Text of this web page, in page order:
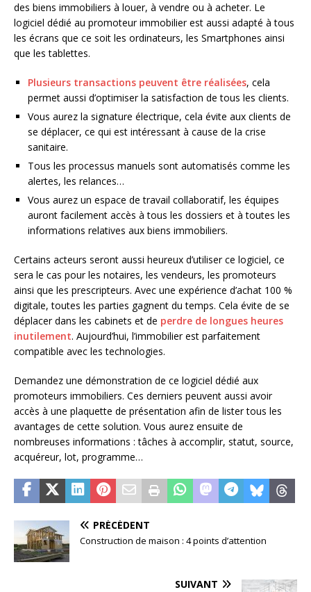
des biens immobiliers à louer, à vendre ou à acheter. Le
logiciel dédié au promoteur immobilier est aussi adapté à tous
les écrans que ce soit les ordinateurs, les Smartphones ainsi
que les tablettes.
Plusieurs transactions peuvent être réalisées, cela
permet aussi d’optimiser la satisfaction de tous les clients.
Vous aurez la signature électrique, cela évite aux clients de
se déplacer, ce qui est intéressant à cause de la crise
sanitaire.
Tous les processus manuels sont automatisés comme les
alertes, les relances…
Vous aurez un espace de travail collaboratif, les équipes
auront facilement accès à tous les dossiers et à toutes les
informations relatives aux biens immobiliers.
Certains acteurs seront aussi heureux d’utiliser ce logiciel, ce
sera le cas pour les notaires, les vendeurs, les promoteurs
ainsi que les prescripteurs. Avec une expérience d’achat 100 %
digitale, toutes les parties gagnent du temps. Cela évite de se
déplacer dans les cabinets et de perdre de longues heures
inutilement. Aujourd’hui, l’immobilier est parfaitement
compatible avec les technologies.
Demandez une démonstration de ce logiciel dédié aux
promoteurs immobiliers. Ces derniers peuvent aussi avoir
accès à une plaquette de présentation afin de lister tous les
avantages de cette solution. Vous aurez ensuite de
nombreuses informations : tâches à accomplir, statut, source,
acquéreur, lot, programme…
PRÉCÉDENT
Construction de maison : 4 points d’attention
SUIVANT